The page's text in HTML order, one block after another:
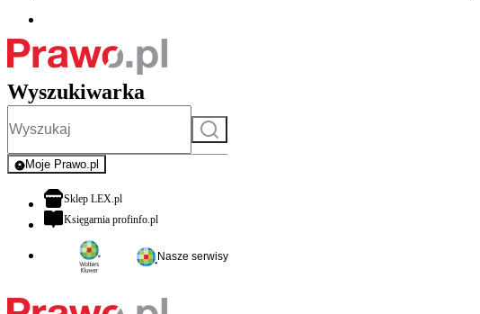
Wyszukiwarka
Szukaj
Moje Prawo.pl
- rejestracja i logowanie do serwisu
Sklep LEX.plotwiera się w nowej karcie
Księgarnia profinfo.plotwiera się w nowej karcie
Nasze serwisy